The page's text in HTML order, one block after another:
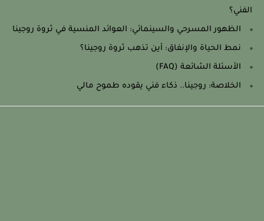
الفني؟
الظهور المسرحي والسينمائي: العوائد المنسية في ثروة روجينا
نمط الحياة والإنفاق: أين تذهب ثروة روجينا؟
الأسئلة الشائعة (FAQ)
الخلاصة: روجينا.. ذكاء فني يقوده طموح مالي